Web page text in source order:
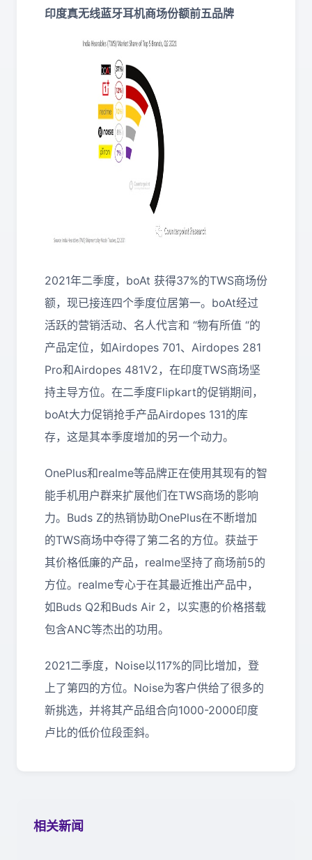
印度真无线蓝牙耳机商场份额前五品牌
2021年二季度，boAt 获得37%的TWS商场份
额，现已接连四个季度位居第一。boAt经过
活跃的营销活动、名人代言和 “物有所值 “的
产品定位，如Airdopes 701、Airdopes 281
Pro和Airdopes 481V2，在印度TWS商场坚
持主导方位。在二季度Flipkart的促销期间，
boAt大力促销抢手产品Airdopes 131的库
存，这是其本季度增加的另一个动力。
OnePlus和realme等品牌正在使用其现有的智
能手机用户群来扩展他们在TWS商场的影响
力。Buds Z的热销协助OnePlus在不断增加
的TWS商场中夺得了第二名的方位。获益于
其价格低廉的产品，realme坚持了商场前5的
方位。realme专心于在其最近推出产品中，
如Buds Q2和Buds Air 2，以实惠的价格搭载
包含ANC等杰出的功用。
2021二季度，Noise以117%的同比增加，登
上了第四的方位。Noise为客户供给了很多的
新挑选，并将其产品组合向1000-2000印度
卢比的低价位段歪斜。
相关新闻